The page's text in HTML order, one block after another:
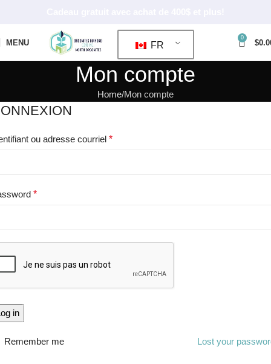
MENU FR
0
$
Mon compte
Home Mon compte
ou adresse courriel *
*
in
Lost your
Remember me